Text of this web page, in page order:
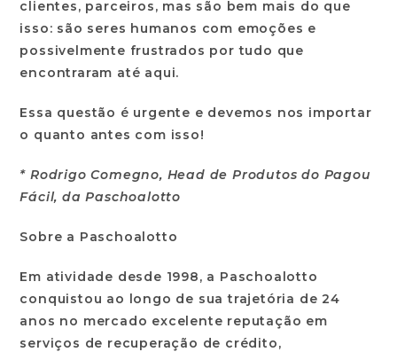
clientes, parceiros, mas são bem mais do que
isso: são seres humanos com emoções e
possivelmente frustrados por tudo que
encontraram até aqui.
Essa questão é urgente e devemos nos importar
o quanto antes com isso!
* Rodrigo Comegno, Head de Produtos do Pagou
Fácil, da Paschoalotto
Sobre a Paschoalotto
Em atividade desde 1998, a Paschoalotto
conquistou ao longo de sua trajetória de 24
anos no mercado excelente reputação em
serviços de recuperação de crédito,